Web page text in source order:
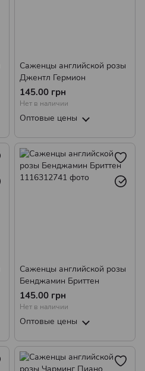
Саженцы английской розы
Джентл Гермион
145.00 грн
Нет в наличии
Оптовые цены
Саженцы английской розы
Бенджамин Бриттен
145.00 грн
Нет в наличии
Оптовые цены